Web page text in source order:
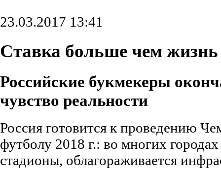
23.03.2017 13:41
Ставка больше чем жизнь
Российские букмекеры
чувство реальности
Россия готовится к проведению
футболу 2018 г.: во многих
стадионы, облагораживается